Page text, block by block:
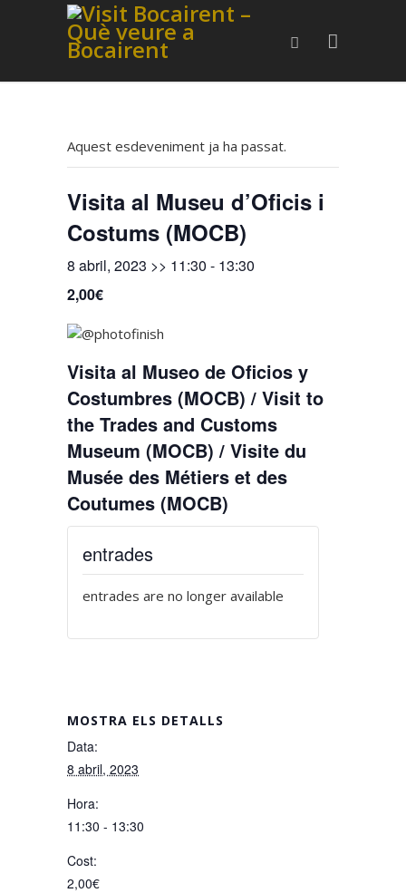
Aquest esdeveniment ja ha passat.
Visita al Museu d’Oficis i
Costums (MOCB)
8 abril, 2023 >> 11:30 - 13:30
2,00€
Visita al Museo de Oficios y
Costumbres (MOCB) / Visit to
the Trades and Customs
Museum (MOCB) / Visite du
Musée des Métiers et des
Coutumes (MOCB)
MOSTRA ELS DETALLS
Data:
8 abril, 2023
Hora:
11:30 - 13:30
Cost:
2,00€
entrades
entrades are no longer available